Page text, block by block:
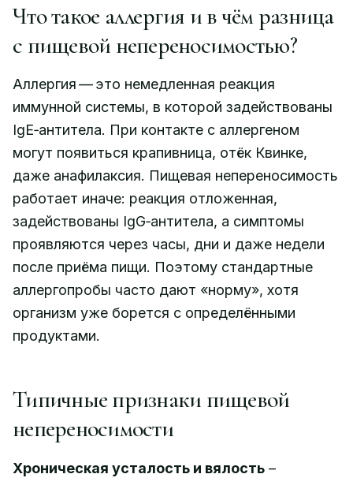
Что такое аллергия и в чём разница
с пищевой непереносимостью?
Аллергия — это немедленная реакция
иммунной системы, в которой задействованы
IgE‑антитела. При контакте с аллергеном
могут появиться крапивница, отёк Квинке,
даже анафилаксия. Пищевая непереносимость
работает иначе: реакция отложенная,
задействованы IgG‑антитела, а симптомы
проявляются через часы, дни и даже недели
после приёма пищи. Поэтому стандартные
аллергопробы часто дают «норму», хотя
организм уже борется с определёнными
продуктами.
Типичные признаки пищевой
непереносимости
Хроническая усталость и вялость –